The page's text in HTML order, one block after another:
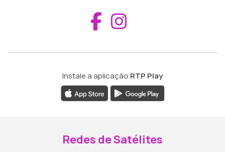
Aceder ao
Instale a aplicação RTP Play
Redes de Satélites